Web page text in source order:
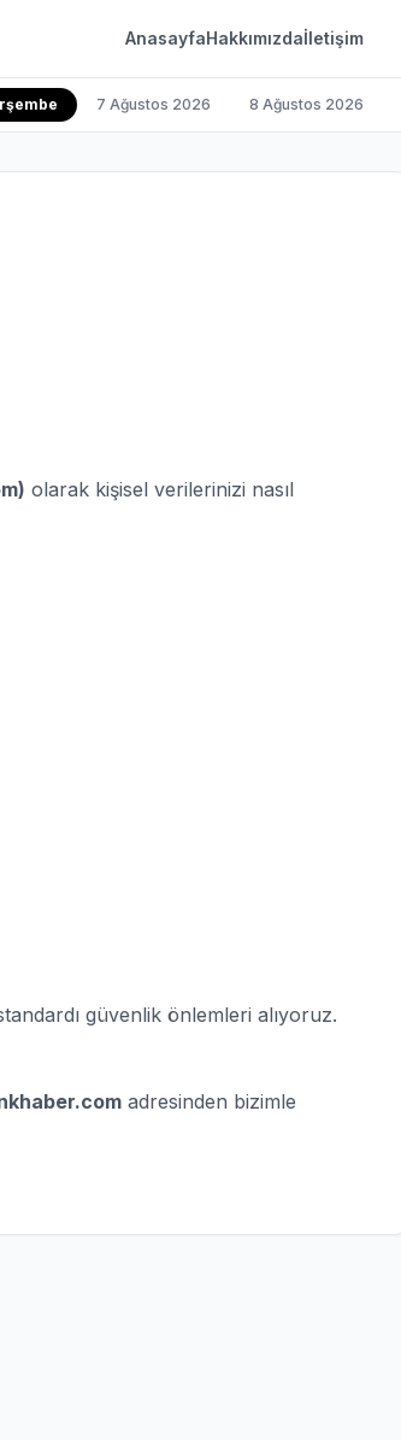
AnasayfaHakkımızdaİletişim
7 Ağustos 2026 8 Ağustos 2026
olarak kişisel verilerinizi nasıl
güvenlik önlemleri alıyoruz.
adresinden bizimle